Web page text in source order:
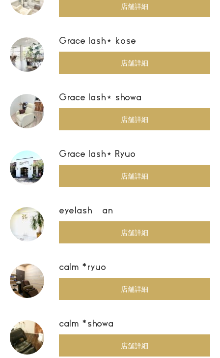
店舗詳細
Grace lash⋆ kose
店舗詳細
Grace lash⋆ showa
店舗詳細
Grace lash⋆ Ryuo
店舗詳細
eyelash an
店舗詳細
calm *ryuo
店舗詳細
calm *showa
店舗詳細